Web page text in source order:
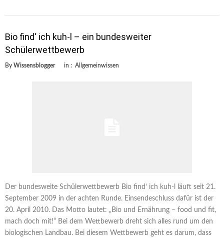
Bio find‘ ich kuh-l – ein bundesweiter
Schülerwettbewerb
By Wissensblogger in : Allgemeinwissen
Der bundesweite Schülerwettbewerb Bio find‘ ich kuh-l läuft seit 21.
September 2009 in der achten Runde. Einsendeschluss dafür ist der
20. April 2010. Das Motto lautet: „Bio und Ernährung – food und fit,
mach doch mit!“ Bei dem Wettbewerb dreht sich alles rund um den
biologischen Landbau. Bei diesem Wettbewerb geht es darum, dass